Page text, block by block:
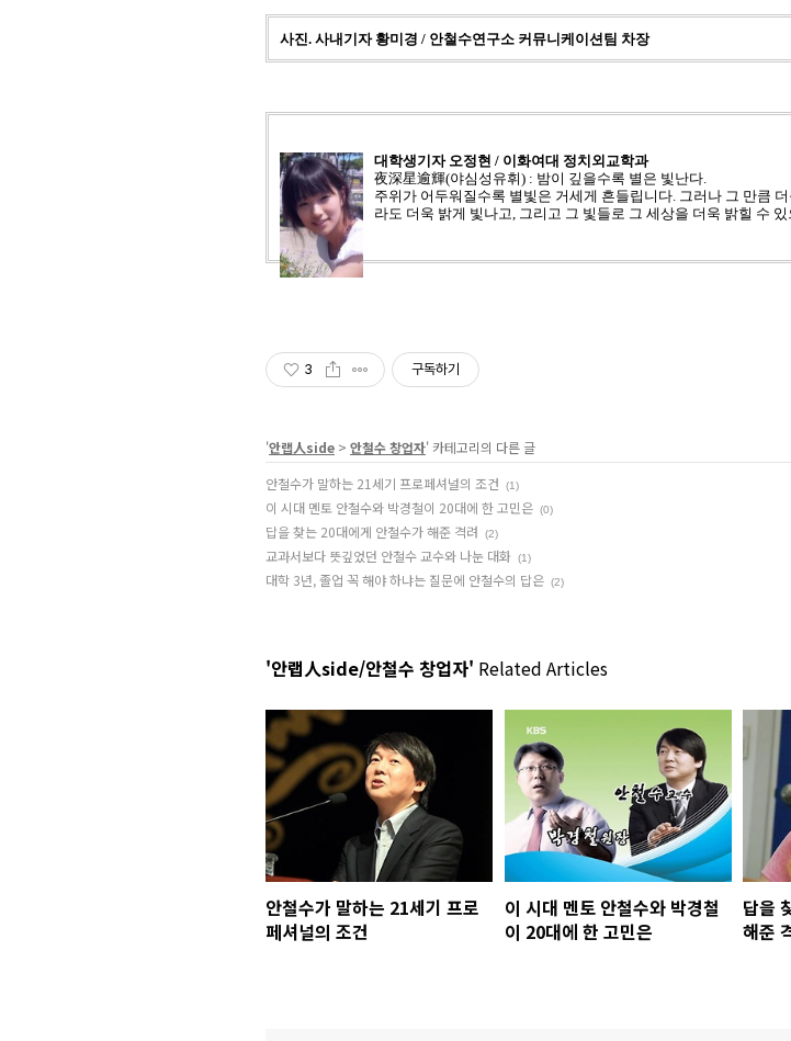
사진. 사내기자 황미경 / 안철수연구소 커뮤니케이션팀 차장
대학생기자 오정현 / 이화여대 정치외교학과
夜深星逾輝(야심성유휘) : 밤이 깊을수록 별은 빛난다.
주위가 어두워질수록 별빛은 거세게 흔들립니다. 그러나 그 만큼
라도 더욱 밝게 빛나고, 그리고 그 빛들로 그 세상을 더욱 밝힐 수
3 구독하기
'안랩人side > 안철수 창업자' 카테고리의 다른 글
안철수가 말하는 21세기 프로페셔널의 조건
(1)
이 시대 멘토 안철수와 박경철이 20대에 한 고민은 (0)
답을 찾는 20대에게 안철수가 해준 격려 (2)
교과서보다 뜻깊었던 안철수 교수와 나눈 대화 (1)
대학 3년, 졸업 꼭 해야 하냐는 질문에 안철수의 답은 (2)
'안랩人side/안철수 창업자' Related Articles
안철수가 말하는 21세기 프로
페셔널의 조건
이 시대 멘토 안철수와 박경철
이 20대에 한 고민은
답을
해준